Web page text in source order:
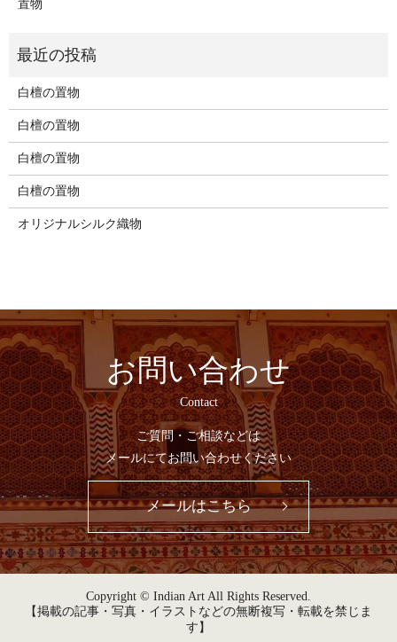
置物
白檀の置物
白檀の置物
白檀の置物
白檀の置物
オリジナルシルク織物
お問い合わせ
Contact
ご質問・ご相談などは
メールにてお問い合わせください
メールはこちら
Copyright © Indian Art All Rights Reserved.
【掲載の記事・写真・イラストなどの無断複写・転載を禁じま
す】